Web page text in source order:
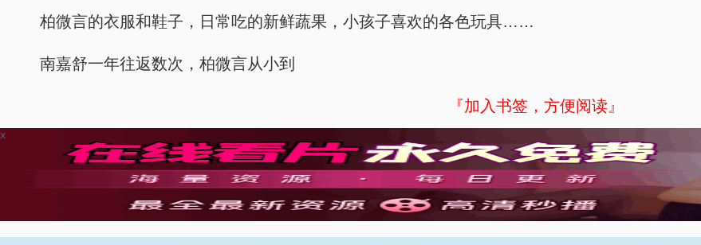
柏微言的衣服和鞋子，日常吃的新鲜蔬果，小孩子喜欢的各色玩具……
南嘉舒一年往返数次，柏微言从小到
『加入书签，方便阅读』
x